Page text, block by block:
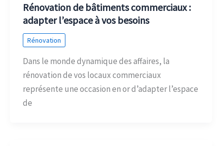
Rénovation de bâtiments commerciaux :
adapter l’espace à vos besoins
Rénovation
Dans le monde dynamique des affaires, la
rénovation de vos locaux commerciaux
représente une occasion en or d’adapter l’espace
de